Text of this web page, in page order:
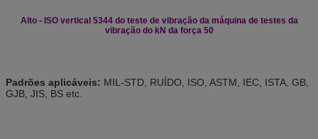
Alto - ISO vertical 5344 do teste de vibração da máquina de testes da
vibração do kN da força 50
Padrões aplicáveis: MIL-STD, RUÍDO, ISO, ASTM, IEC, ISTA, GB,
GJB, JIS, BS etc.